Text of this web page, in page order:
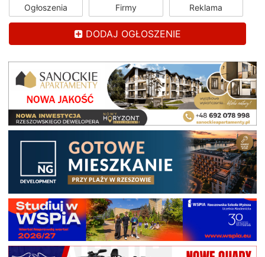
Ogłoszenia Firmy Reklama
DODAJ OGŁOSZENIE